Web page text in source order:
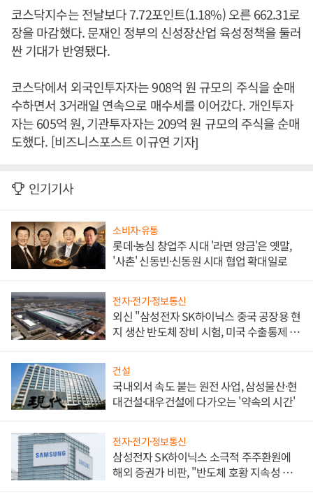
코스닥지수는 전날보다 7.72포인트(1.18%) 오른 662.31로
장을 마감했다. 문재인 정부의 신성장산업 육성정책을 둘러
싼 기대가 반영됐다.
코스닥에서 외국인투자자는 908억 원 규모의 주식을 순매
수하면서 3거래일 연속으로 매수세를 이어갔다. 개인투자
자는 605억 원, 기관투자자는 209억 원 규모의 주식을 순매
도했다. [비즈니스포스트 이규연 기자]
인기기사
소비자·유통
롯데·농심 창업주 시대 '라면 앙금'은 옛말,
'사촌' 신동빈·신동원 시대 협업 확대일로
전자·전기·정보통신
외신 "삼성전자 SK하이닉스 중국 공장용 현
지 생산 반도체 장비 시험, 미국 수출통제 대
건설
국내외서 속도 붙는 원전 사업, 삼성물산·현
대건설·대우건설에 다가오는 '약속의 시간'
전자·전기·정보통신
삼성전자 SK하이닉스 소극적 주주환원에
해외 증권가 비판, "반도체 호황 지속성 의